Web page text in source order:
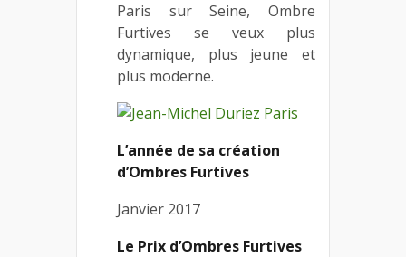
Paris sur Seine, Ombre
Furtives se veux plus
dynamique, plus jeune et
plus moderne.
L’année de sa création
d’Ombres Furtives
Janvier 2017
Le Prix d’Ombres Furtives